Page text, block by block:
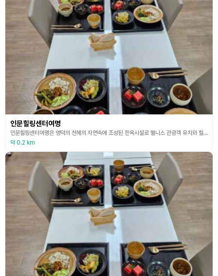
인문힐링센터여명
인문힐링센터여명은 영덕의 천혜의 자연속에 조성된 한옥시설로 웰니스 관광객 유치와 힐링, 명상, 명소가 되기 위해 조성된 곳이다. 스트레스가 많은 현대 사회인의 마음단련을 위해 한의학의 원리에 기반하여 명상, 기체조, 건강 음식체험 등 마음 치유에 필요한 프로그램들이 구성되어 있다. 웰니스 관광 수요 증가에 맞춰 각 분야의 전문가들이 체계적인 프로그램을 통하여 건강한 몸과 마음을 지속할 수 있도록 도와준다. 제철재료를 이용한 음식과 메타세콰이어 숲에서의
약 0.2 km